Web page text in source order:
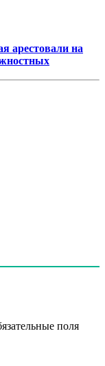
арестовали на
поля